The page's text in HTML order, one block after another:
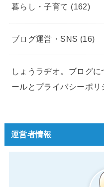
暮らし・子育て (162)
ブログ運営・SNS (16)
しょうラヂオ。ブログ
ールとプライバシーポリ
運営者情報